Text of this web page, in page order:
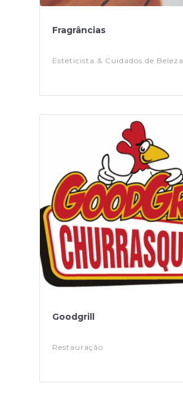
Fragrâncias
Esteticista & Cuidados de Beleza
Goodgrill
Restauração